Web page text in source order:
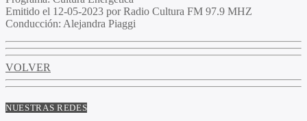
Emitido el 12-05-2023 por Radio Cultura FM 97.9 MHZ
Conducción: Alejandra Piaggi
VOLVER
NUESTRAS REDES